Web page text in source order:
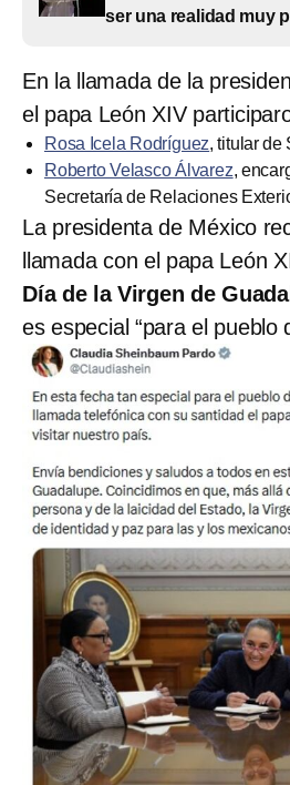
ser una realidad muy
En la llamada de la
el papa León XIV
Rosa Icela Rodríguez, titular de
Roberto Velasco Álvarez,
Secretaría de Relaciones
La presidenta de México
llamada con el papa León
Día de la Virgen de
es especial “para el pueblo